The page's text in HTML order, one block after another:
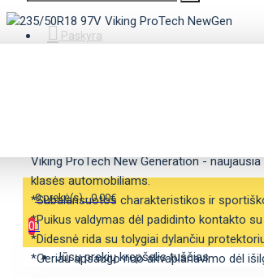
Paskyra
0 prekė(s) - 0.00€
0
Jūsų prekių krepšelis tuščias
Viking ProTech New Generation -
klasės automobiliams.
*Subalansuotos charakteristikos ir
*Puikus valdymas dėl padidinto kontakto su
*Didesnė rida su tolygiai dylančiu
*Geriau apsaugo nuo akvaplanavimo dėl